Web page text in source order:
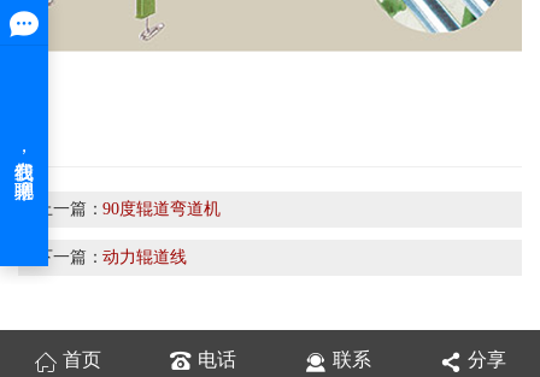
上一篇：90度辊道弯道机
下一篇：动力辊道线
首页 电话 联系 分享